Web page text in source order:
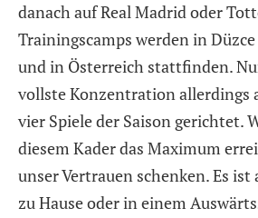
danach auf Real Madrid oder
Trainingscamps werden in
und in Österreich stattfinden.
vollste Konzentration allerdings
vier Spiele der Saison gerichtet.
diesem Kader das Maximum
unser Vertrauen schenken. Es ist
zu Hause oder in einem